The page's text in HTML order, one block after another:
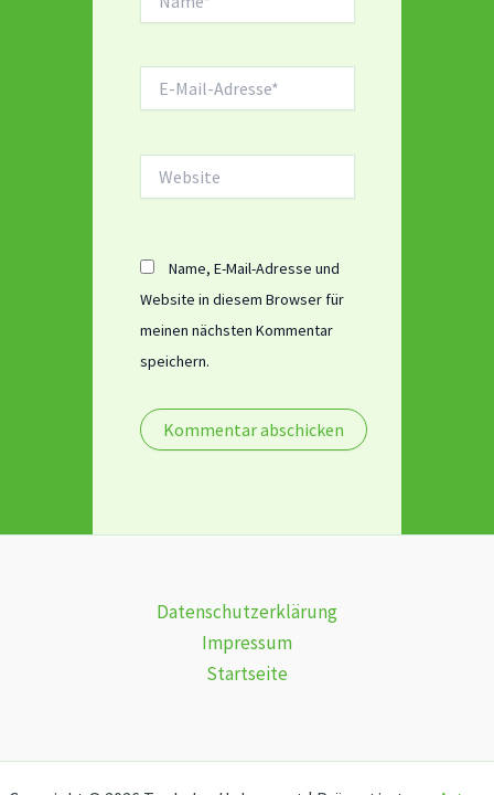
Mail-
Name, E-Mail-Adresse und
Website in diesem Browser für
meinen nächsten Kommentar
speichern.
Datenschutzerklärung
Impressum
Startseite